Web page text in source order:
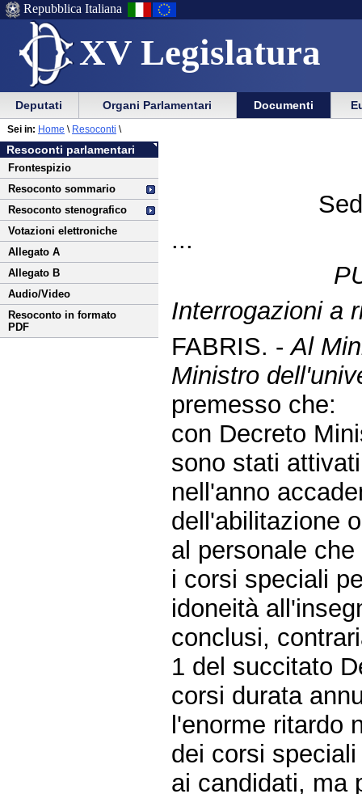
XV Legislatura
Menu
di
ausilio
alla
navigazione
Vai
Menu
di
navigazione
principale
Repubblica Italiana
Menu
di
navigazione
principale
Vai
menu
di
sezione
Deputati Organi Parlamentari Documenti
Vai
al
contenuto
Resoconti parlamentari
Frontespizio
Resoconto sommario
Resoconto stenografico
Votazioni elettroniche
Allegato A
Allegato B
Audio/Video
Resoconto in formato
PDF
Sei in: Home \ Resoconti \
...
Interrogazioni a
FABRIS. -Al
Ministro
premesso che:
con Decreto
sono stati
nell'anno
dell'abilitazione
al personale
i corsi speciali
idoneità
conclusi,
1 del succitato
corsi durata
l'enorme ritardo
dei corsi
ai candidati, ma